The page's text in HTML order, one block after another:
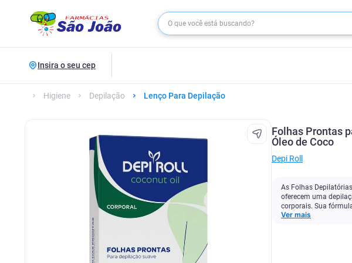
Insira o seu cep
Higiene Depilação Lenço Para Depilação
Folhas Prontas
Óleo de Coco
Depi Roll
As Folhas
oferecem uma
corporais. Sua
Ver mais